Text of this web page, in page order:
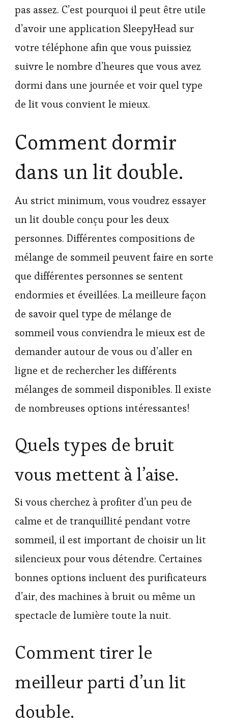
pas assez. C’est pourquoi il peut être utile
d’avoir une application SleepyHead sur
votre téléphone afin que vous puissiez
suivre le nombre d’heures que vous avez
dormi dans une journée et voir quel type
de lit vous convient le mieux.
Comment dormir
dans un lit double.
Au strict minimum, vous voudrez essayer
un lit double conçu pour les deux
personnes. Différentes compositions de
mélange de sommeil peuvent faire en sorte
que différentes personnes se sentent
endormies et éveillées. La meilleure façon
de savoir quel type de mélange de
sommeil vous conviendra le mieux est de
demander autour de vous ou d’aller en
ligne et de rechercher les différents
mélanges de sommeil disponibles. Il existe
de nombreuses options intéressantes!
Quels types de bruit
vous mettent à l’aise.
Si vous cherchez à profiter d’un peu de
calme et de tranquillité pendant votre
sommeil, il est important de choisir un lit
silencieux pour vous détendre. Certaines
bonnes options incluent des purificateurs
d’air, des machines à bruit ou même un
spectacle de lumière toute la nuit.
Comment tirer le
meilleur parti d’un lit
double.